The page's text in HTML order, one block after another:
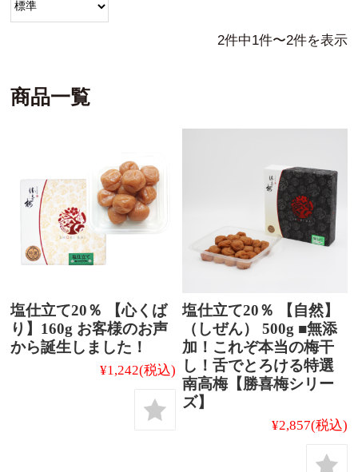
2件中1件〜2件を表示
商品一覧
塩仕立て20％ 【心くば
り】160g お客様のお声
から誕生しました！
¥1,242(税込)
塩仕立て20％ 【自然】
（しぜん） 500g ■無添
加！これぞ本当の梅干
し！舌でとろける特選
南高梅【勝喜梅シリー
ズ】
¥2,857(税込)